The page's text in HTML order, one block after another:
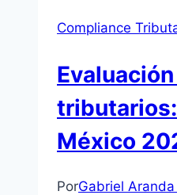
Compliance
México
PorGabriel